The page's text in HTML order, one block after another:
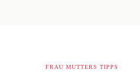
FRAU MUTTERS TIPPS